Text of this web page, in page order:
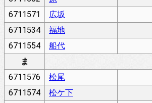
6711571
広坂
6711534
福地
6711554
船代
ま
6711576
松尾
6711574
松ケ下